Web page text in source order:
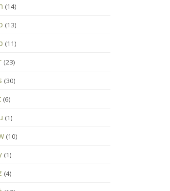
(14)
(13)
(11)
(23)
(30)
(6)
(1)
(10)
(1)
(4)